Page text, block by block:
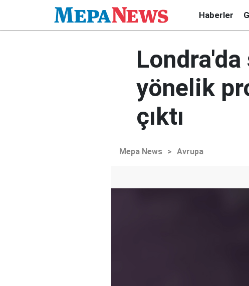
Haberler
yönelik
çıktı
Mepa News > Avrupa